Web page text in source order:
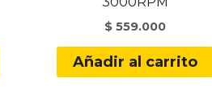
$559.000
Añadir al carrito